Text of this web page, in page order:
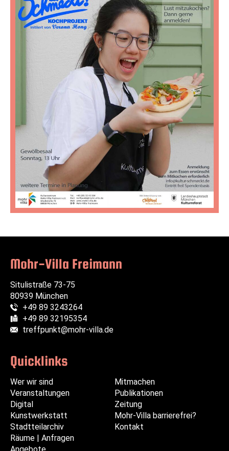
Mohr-Villa Freimann
Situlistraße 73-75
80939 München
Telefon:
+49 89 3243264
Fax:
+49 89 32195354
E-Mail:
treffpunkt@mohr-villa.de
Quicklinks
überspringen
Wer wir sind
Veranstaltungen
Digital
Kunstwerkstatt
Stadtteilarchiv
Räume | Anfragen
Angebote
überspringen
Mitmachen
Publikationen
Zeitung
Mohr-Villa barrierefrei?
Kontakt